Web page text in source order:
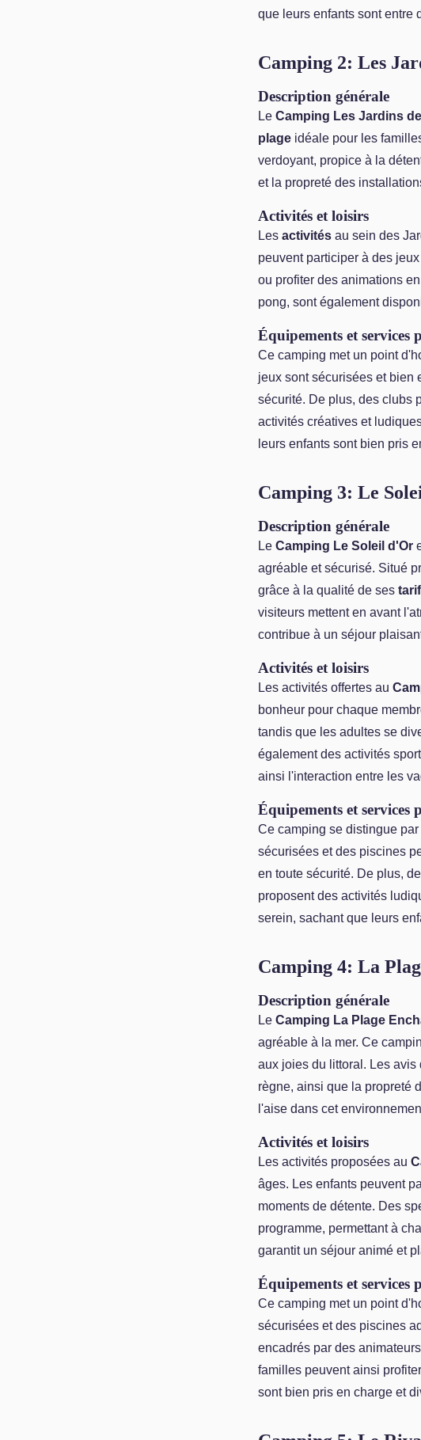
que leurs enfants sont entre
Camping 2: Les
Description générale
Le Camping Les Jardins
plage idéale pour les
verdoyant, propice à la
et la propreté des
Activités et loisirs
Les activités au sein des
peuvent participer à des
ou profiter des animations
pong, sont également
Équipements et services
Ce camping met un point
jeux sont sécurisées et bien
sécurité. De plus, des clubs
activités créatives et
leurs enfants sont bien pris
Camping 3: Le
Description générale
Le Camping Le Soleil d'Or
agréable et sécurisé. Situé
grâce à la qualité de ses
visiteurs mettent en avant
contribue à un séjour
Activités et loisirs
Les activités offertes au
bonheur pour chaque
tandis que les adultes se
également des activités
ainsi l'interaction entre les
Équipements et services
Ce camping se distingue par
sécurisées et des piscines
en toute sécurité. De plus,
proposent des activités
serein, sachant que leurs
Camping 4: La
Description générale
Le Camping La Plage
agréable à la mer. Ce
aux joies du littoral. Les
règne, ainsi que la propreté
l'aise dans cet
Activités et loisirs
Les activités proposées au
âges. Les enfants peuvent
moments de détente. Des
programme, permettant à
garantit un séjour animé et
Équipements et services
Ce camping met un point
sécurisées et des piscines
encadrés par des
familles peuvent ainsi
sont bien pris en charge et